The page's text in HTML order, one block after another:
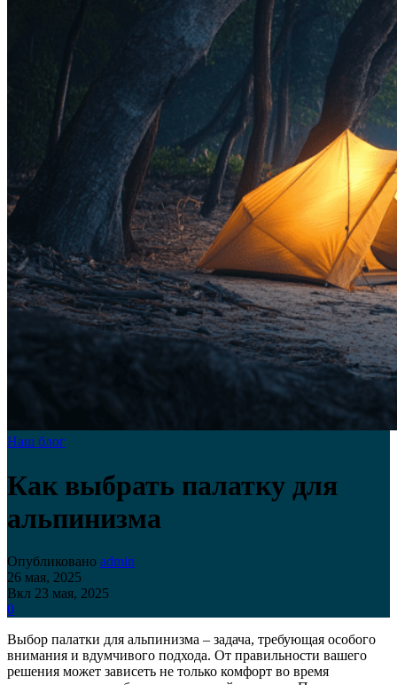
Наш блог
Как выбрать палатку для
альпинизма
Опубликовано admin
26 мая, 2025
Вкл 23 мая, 2025
0
Выбор палатки для альпинизма – задача, требующая особого
внимания и вдумчивого подхода. От правильности вашего
решения может зависеть не только комфорт во время